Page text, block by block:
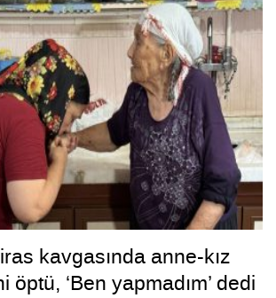
kavgasında anne-kız
öptü, ‘Ben yapmadım’ dedi